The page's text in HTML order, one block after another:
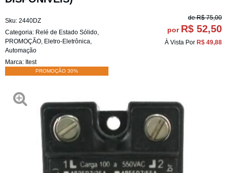
Sku: 2440DZ
Categoria: Relé de Estado Sólido,
PROMOÇÃO, Eletro-Eletrônica,
Automação
Marca: Itest
PROMOÇÃO 30%
de R$ 75,00
por R$ 52,50
À Vista Por R$ 49,88